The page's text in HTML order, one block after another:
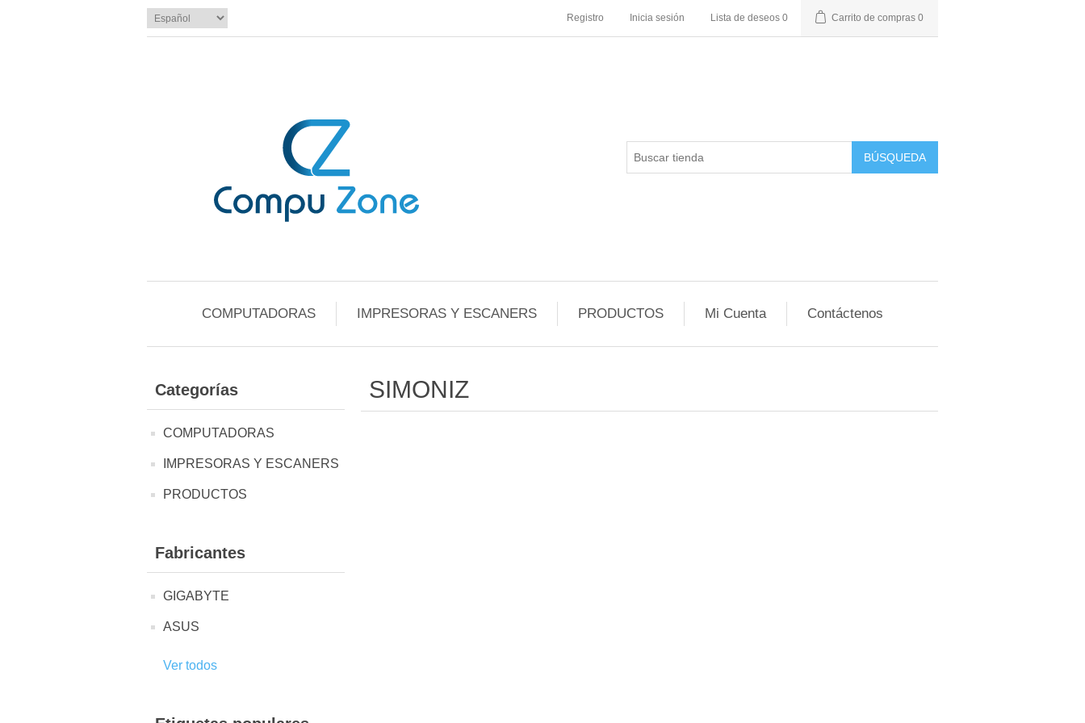
Registro Inicia sesión Lista de deseos 0 Carrito de compras 0
BÚSQUEDA
COMPUTADORAS IMPRESORAS Y ESCANERS PRODUCTOS Mi Cuenta Contáctenos
Categorías
COMPUTADORAS
IMPRESORAS Y ESCANERS
PRODUCTOS
Fabricantes
GIGABYTE
ASUS
Ver todos
SIMONIZ